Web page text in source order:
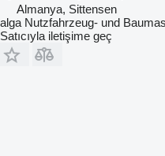
Almanya, Sittensen
alga Nutzfahrzeug- und
Satıcıyla iletişime geç